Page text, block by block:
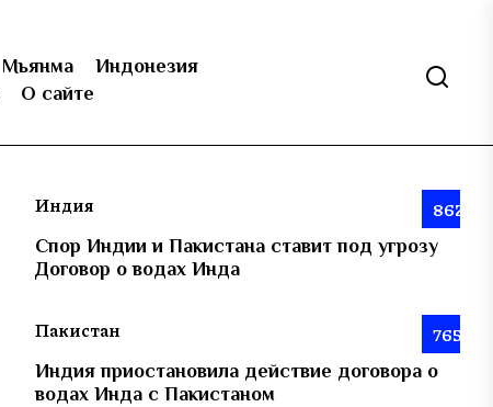
Мьянма
Индонезия
О сайте
Индия 862
Спор Индии и Пакистана ставит под угрозу
Договор о водах Инда
Пакистан 765
Индия приостановила действие договора о
водах Инда с Пакистаном